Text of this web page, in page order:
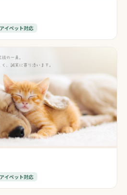
アイペット対応
アイペット対応